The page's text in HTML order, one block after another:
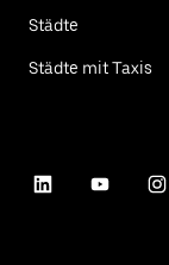
Städte
Städte mit Taxis